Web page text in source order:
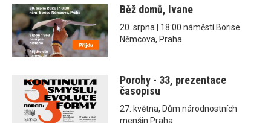
Běž domů, Ivane
20. srpna | 18:00 náměstí Borise
Němcova, Praha
Porohy - 33, prezentace
časopisu
27. května, Dům národnostních
menšin Praha